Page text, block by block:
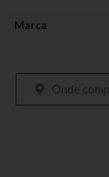
Marca
Onde